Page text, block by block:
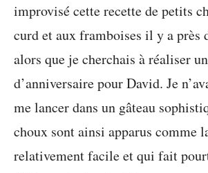
improvisé cette recette de petits
curd et aux framboises il y a près
alors que je cherchais à réaliser
d’anniversaire pour David. Je
me lancer dans un gâteau
choux sont ainsi apparus comme
relativement facile et qui fait